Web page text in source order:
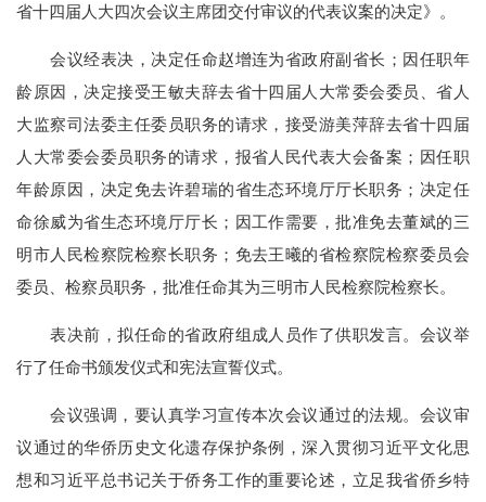
省十四届人大四次会议主席团交付审议的代表议案的决定》。
会议经表决，决定任命赵增连为省政府副省长；因任职年
龄原因，决定接受王敏夫辞去省十四届人大常委会委员、省人
大监察司法委主任委员职务的请求，接受游美萍辞去省十四届
人大常委会委员职务的请求，报省人民代表大会备案；因任职
年龄原因，决定免去许碧瑞的省生态环境厅厅长职务；决定任
命徐威为省生态环境厅厅长；因工作需要，批准免去董斌的三
明市人民检察院检察长职务；免去王曦的省检察院检察委员会
委员、检察员职务，批准任命其为三明市人民检察院检察长。
表决前，拟任命的省政府组成人员作了供职发言。会议举
行了任命书颁发仪式和宪法宣誓仪式。
会议强调，要认真学习宣传本次会议通过的法规。会议审
议通过的华侨历史文化遗存保护条例，深入贯彻习近平文化思
想和习近平总书记关于侨务工作的重要论述，立足我省侨乡特